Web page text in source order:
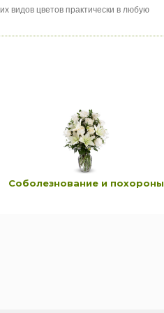
видов цветов практически в любую
Соболезнование и похороны